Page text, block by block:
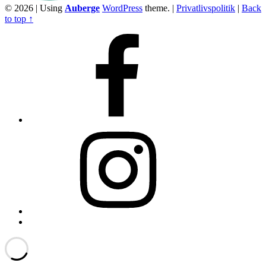
© 2026 | Using Auberge WordPress theme. | Privatlivspolitik | Back
to top ↑
↑